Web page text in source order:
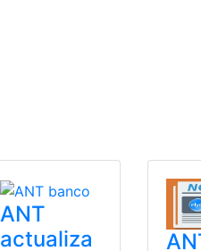
ANT
actualiza